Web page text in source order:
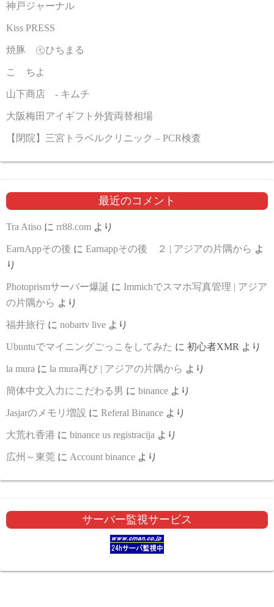
神戸ジャーナル
Kiss PRESS
焼豚 ㊆ひちまる
こゝちよ
山下商店 - キムチ
大阪梅田アイギフト外貨両替相場
【閉院】三宮トラベルクリニック – PCR検査
最近のコメント
Tra Atiso に rr88.com より
EarnAppその後 に Earnappその後 ２ | アジアの片隅から よ
り
Photoprismサーバー爆誕 に Immichでスマホ写真管理 | アジア
の片隅から より
福井旅行 に nobartv live より
Ubuntuでマイニングごっこをしてみた に 初心者XMR より
la mura に la mura再び | アジアの片隅から より
簡体中文入力にこだわる男 に binance より
Jasjarのメモリ増設 に Referal Binance より
大荒れ香港 に binance us registracija より
広州～東莞 に Account binance より
サーバー監視サービス